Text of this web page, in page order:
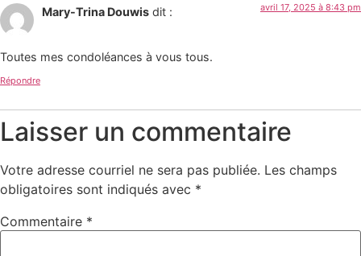
Mary-Trina Douwis dit : avril 17, 2025 à 8:43 pm
Toutes mes condoléances à vous tous.
Répondre
Laisser un commentaire
Votre adresse courriel ne sera pas publiée. Les champs
obligatoires sont indiqués avec *
Commentaire *